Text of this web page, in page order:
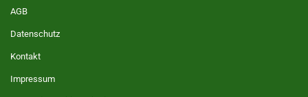
AGB
Datenschutz
Kontakt
Impressum